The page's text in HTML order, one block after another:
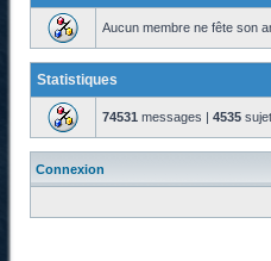
Aucun membre ne fête son
Statistiques
74531 messages | 4535
Connexion